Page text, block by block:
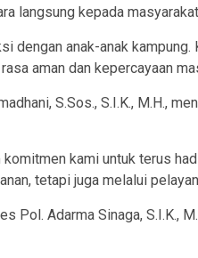
langsung kepada
dengan anak-anak
aman dan kepercayaan
S.Sos., S.I.K., M.H.,
kami untuk terus
tetapi juga melalui
Pol. Adarma Sinaga, S.I.K.,